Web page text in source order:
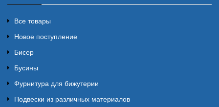
Все товары
Новое поступление
Бисер
Бусины
Фурнитура для бижутерии
Подвески из различных материалов